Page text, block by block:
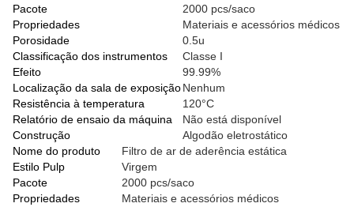
Pacote
2000 pcs/saco
Propriedades
Materiais e acessórios médicos
Porosidade
0.5u
Classificação dos instrumentos
Classe I
Efeito
99.99%
Localização da sala de exposiçãoNenhum
Resistência à temperatura
120°C
Relatório de ensaio da máquina
Não está disponível
Construção
Algodão eletrostático
Nome do produto
Filtro de ar de aderência estática
Estilo Pulp
Virgem
Pacote
2000 pcs/saco
Propriedades
Materiais e acessórios médicos